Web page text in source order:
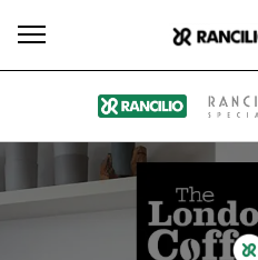
Produkte